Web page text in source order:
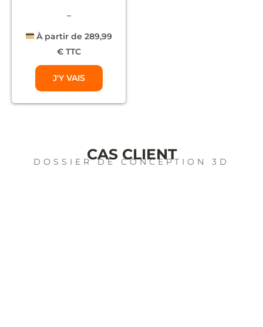
–
À partir de 289,99
€ TTC
J'Y VAIS
CAS CLIENT
DOSSIER DE CONCEPTION 3D